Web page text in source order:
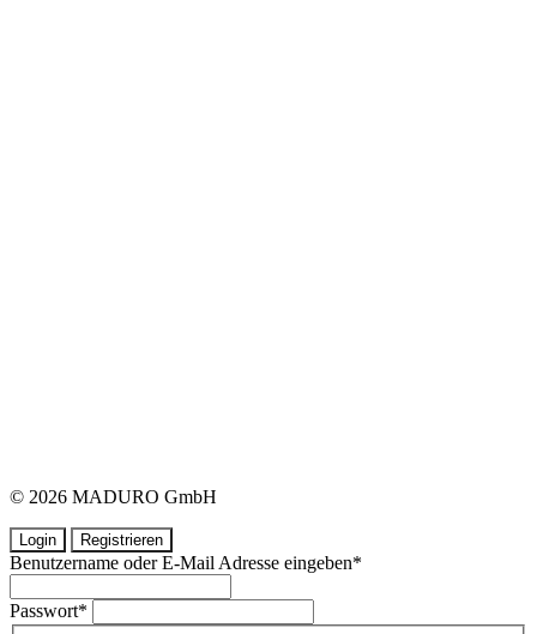
© 2026 MADURO GmbH
Login Registrieren
Benutzername oder E-Mail Adresse eingeben*
Passwort*